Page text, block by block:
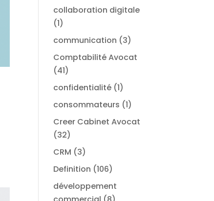
collaboration digitale
(1)
communication (3)
Comptabilité Avocat
(41)
confidentialité (1)
consommateurs (1)
Creer Cabinet Avocat
(32)
CRM (3)
Definition (106)
développement